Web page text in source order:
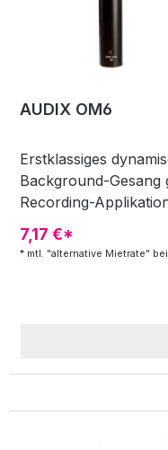
Jede e 908 Variante
Wireless
und MZA 900 P
AUDIX OM6
Erstklassiges
Background-
Recording-
saubere
40Hz-19kHz max.
7,17 €*
* mtl. "alternative Mietrate"